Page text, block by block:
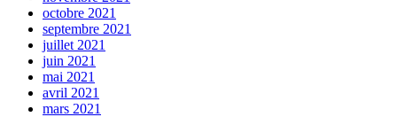
octobre 2021
septembre 2021
juillet 2021
juin 2021
mai 2021
avril 2021
mars 2021